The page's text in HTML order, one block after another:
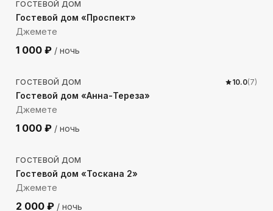
ГОСТЕВОЙ ДОМ
Гостевой дом «Проспект»
Джемете
1 000 ₽ / ночь
440 м до моря
ГОСТЕВОЙ ДОМ 10.0(7)
Гостевой дом «Анна-Тереза»
Джемете
1 000 ₽ / ночь
956 м до моря
ГОСТЕВОЙ ДОМ
Гостевой дом «Тоскана 2»
Джемете
2 000 ₽ / ночь